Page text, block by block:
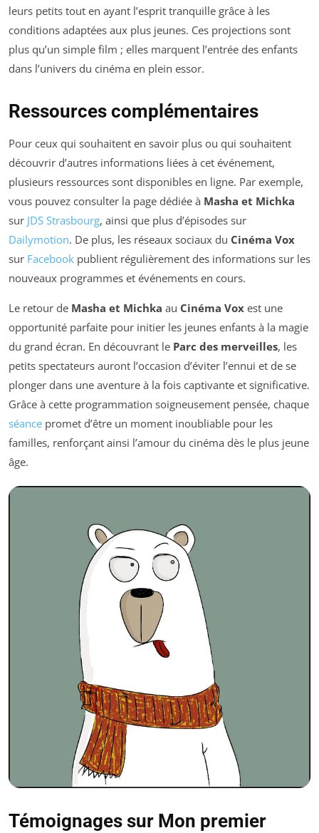
leurs petits tout en ayant l’esprit tranquille grâce à les
conditions adaptées aux plus jeunes. Ces projections sont
plus qu’un simple film ; elles marquent l’entrée des enfants
dans l’univers du cinéma en plein essor.
Ressources complémentaires
Pour ceux qui souhaitent en savoir plus ou qui souhaitent
découvrir d’autres informations liées à cet événement,
plusieurs ressources sont disponibles en ligne. Par exemple,
vous pouvez consulter la page dédiée à Masha et Michka
sur JDS Strasbourg, ainsi que plus d’épisodes sur
Dailymotion. De plus, les réseaux sociaux du Cinéma Vox
sur Facebook publient régulièrement des informations sur les
nouveaux programmes et événements en cours.
Le retour de Masha et Michka au Cinéma Vox est une
opportunité parfaite pour initier les jeunes enfants à la magie
du grand écran. En découvrant le Parc des merveilles, les
petits spectateurs auront l’occasion d’éviter l’ennui et de se
plonger dans une aventure à la fois captivante et significative.
Grâce à cette programmation soigneusement pensée, chaque
séance promet d’être un moment inoubliable pour les
familles, renforçant ainsi l’amour du cinéma dès le plus jeune
âge.
Témoignages sur Mon premier